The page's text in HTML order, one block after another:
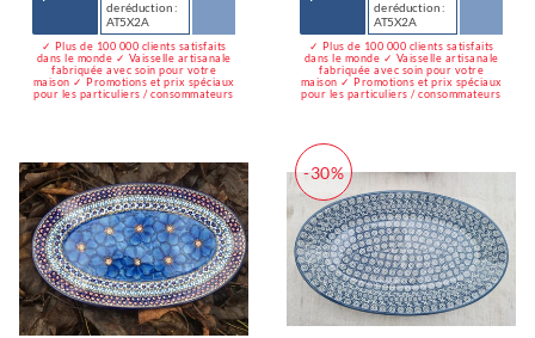
de réduction :
AT5X2A
✓ Plus de 100 000 clients satisfaits
dans le monde ✓ Vaisselle artisanale
fabriquée avec soin pour votre
maison ✓ Promotions et prix spéciaux
pour les particuliers / consommateurs
de réduction :
AT5X2A
✓ Plus de 100 000 clients satisfaits
dans le monde ✓ Vaisselle artisanale
fabriquée avec soin pour votre
maison ✓ Promotions et prix spéciaux
pour les particuliers / consommateurs
-30%